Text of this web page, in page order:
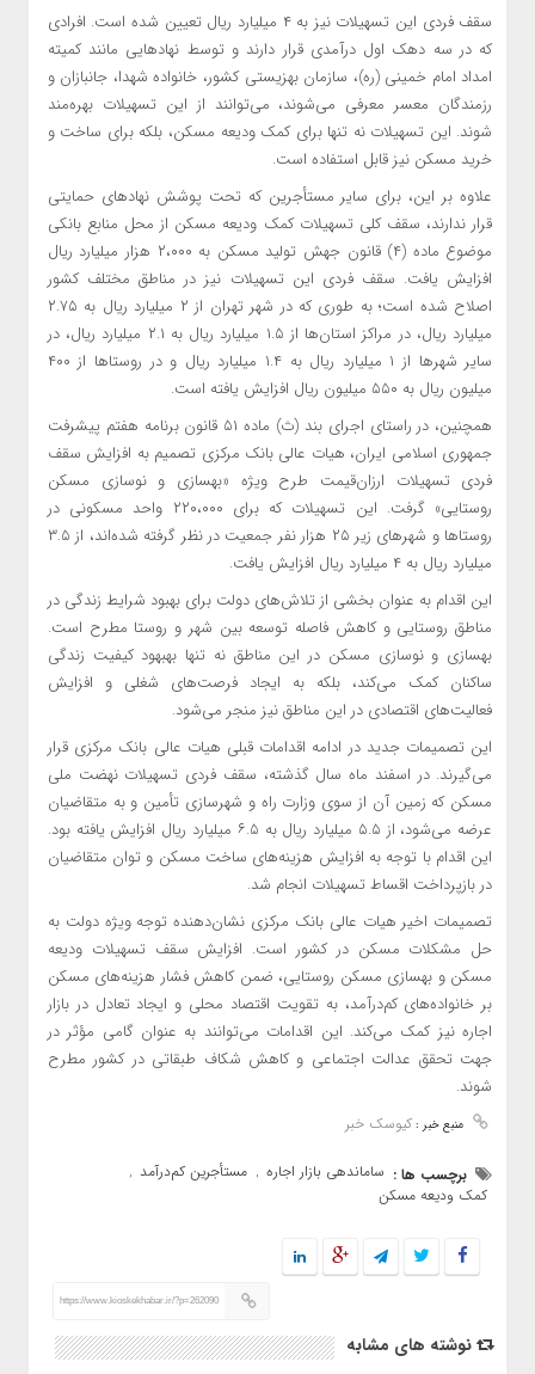
سقف فردی این تسهیلات نیز به ۴ میلیارد ریال تعیین شده است. افرادی
که در سه دهک اول درآمدی قرار دارند و توسط نهادهایی مانند کمیته
امداد امام خمینی (ره)، سازمان بهزیستی کشور، خانواده شهدا، جانبازان و
رزمندگان معسر معرفی می‌شوند، می‌توانند از این تسهیلات بهره‌مند
شوند. این تسهیلات نه تنها برای کمک ودیعه مسکن، بلکه برای ساخت و
خرید مسکن نیز قابل استفاده است.
علاوه بر این، برای سایر مستأجرین که تحت پوشش نهادهای حمایتی
قرار ندارند، سقف کلی تسهیلات کمک ودیعه مسکن از محل منابع بانکی
موضوع ماده (۴) قانون جهش تولید مسکن به ۲،۰۰۰ هزار میلیارد ریال
افزایش یافت. سقف فردی این تسهیلات نیز در مناطق مختلف کشور
اصلاح شده است؛ به طوری که در شهر تهران از ۲ میلیارد ریال به ۲.۷۵
میلیارد ریال، در مراکز استان‌ها از ۱.۵ میلیارد ریال به ۲.۱ میلیارد ریال، در
سایر شهرها از ۱ میلیارد ریال به ۱.۴ میلیارد ریال و در روستاها از ۴۰۰
میلیون ریال به ۵۵۰ میلیون ریال افزایش یافته است.
همچنین، در راستای اجرای بند (ث) ماده ۵۱ قانون برنامه هفتم پیشرفت
جمهوری اسلامی ایران، هیات عالی بانک مرکزی تصمیم به افزایش سقف
فردی تسهیلات ارزان‌قیمت طرح ویژه «بهسازی و نوسازی مسکن
روستایی» گرفت. این تسهیلات که برای ۲۲۰،۰۰۰ واحد مسکونی در
روستاها و شهرهای زیر ۲۵ هزار نفر جمعیت در نظر گرفته شده‌اند، از ۳.۵
میلیارد ریال به ۴ میلیارد ریال افزایش یافت.
این اقدام به عنوان بخشی از تلاش‌های دولت برای بهبود شرایط زندگی در
مناطق روستایی و کاهش فاصله توسعه بین شهر و روستا مطرح است.
بهسازی و نوسازی مسکن در این مناطق نه تنها بهبهود کیفیت زندگی
ساکنان کمک می‌کند، بلکه به ایجاد فرصت‌های شغلی و افزایش
فعالیت‌های اقتصادی در این مناطق نیز منجر می‌شود.
این تصمیمات جدید در ادامه اقدامات قبلی هیات عالی بانک مرکزی قرار
می‌گیرند. در اسفند ماه سال گذشته، سقف فردی تسهیلات نهضت ملی
مسکن که زمین آن از سوی وزارت راه و شهرسازی تأمین و به متقاضیان
عرضه می‌شود، از ۵.۵ میلیارد ریال به ۶.۵ میلیارد ریال افزایش یافته بود.
این اقدام با توجه به افزایش هزینه‌های ساخت مسکن و توان متقاضیان
در بازپرداخت اقساط تسهیلات انجام شد.
تصمیمات اخیر هیات عالی بانک مرکزی نشان‌دهنده توجه ویژه دولت به
حل مشکلات مسکن در کشور است. افزایش سقف تسهیلات ودیعه
مسکن و بهسازی مسکن روستایی، ضمن کاهش فشار هزینه‌های مسکن
بر خانواده‌های کم‌درآمد، به تقویت اقتصاد محلی و ایجاد تعادل در بازار
اجاره نیز کمک می‌کند. این اقدامات می‌توانند به عنوان گامی مؤثر در
جهت تحقق عدالت اجتماعی و کاهش شکاف طبقاتی در کشور مطرح
شوند.
منبع خبر : کیوسک خبر
برچسب ها : ساماندهی بازار اجاره , مستأجرین کم‌درآمد ,
کمک ودیعه مسکن
https://www.kioskekhabar.ir/?p=262090
نوشته های مشابه